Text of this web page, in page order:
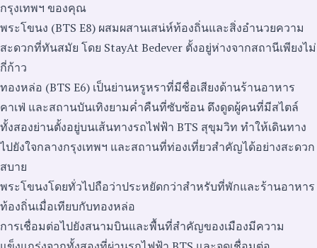
กรุงเทพฯ ของคุณ
พระโขนง (BTS E8) ผสมผสานเสน่ห์ท้องถิ่นและสิ่งอำนวยความ
สะดวกที่ทันสมัย โดย StayAt Bedever ตั้งอยู่ห่างจากสถานีเพียงไม่
กี่ก้าว
ทองหล่อ (BTS E6) เป็นย่านหรูหราที่มีชื่อเสียงด้านร้านอาหาร
คาเฟ่ และสถานบันเทิงยามค่ำคืนที่ซับซ้อน ดึงดูดผู้คนที่มีสไตล์
ทั้งสองย่านตั้งอยู่บนเส้นทางรถไฟฟ้า BTS สุขุมวิท ทำให้เดินทาง
ไปยังใจกลางกรุงเทพฯ และสถานที่ท่องเที่ยวสำคัญได้อย่างสะดวก
สบาย
พระโขนงโดยทั่วไปถือว่าประหยัดกว่าสำหรับที่พักและร้านอาหาร
ท้องถิ่นเมื่อเทียบกับทองหล่อ
การเชื่อมต่อไปยังสนามบินและพื้นที่สำคัญของเมืองมีความ